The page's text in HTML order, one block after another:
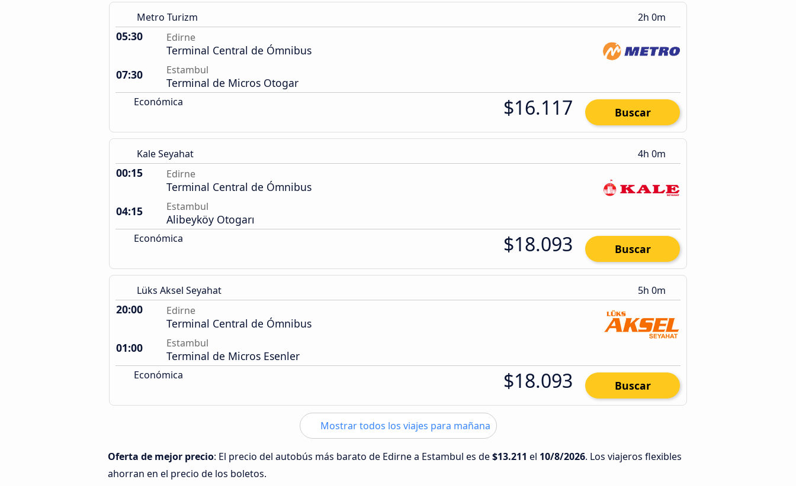
Metro Turizm 2h 0m
05:30 Edirne
Terminal Central de Ómnibus
07:30
Estambul
Terminal de Micros Otogar
Económica $16.117 Buscar
Kale Seyahat 4h 0m
00:15 Edirne
Terminal Central de Ómnibus
04:15
Estambul
Alibeyköy Otogarı
Económica $18.093 Buscar
Lüks Aksel Seyahat 5h 0m
20:00 Edirne
Terminal Central de Ómnibus
01:00
Estambul
Terminal de Micros Esenler
Económica $18.093 Buscar
Mostrar todos los viajes para mañana
Oferta de mejor precio: El precio del autobús más barato de Edirne a Estambul es de$13.211 el 10/8/2026. Los viajeros flexibles
ahorran en el precio de los boletos.